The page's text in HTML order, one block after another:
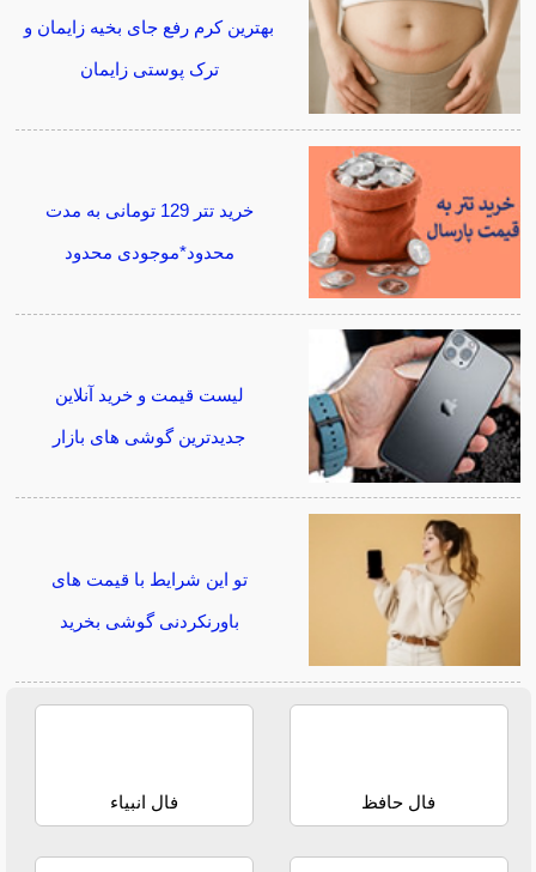
بهترین کرم رفع جای بخیه زایمان و
ترک پوستی زایمان
خرید تتر 129 تومانی به مدت
محدود*موجودی محدود
لیست قیمت و خرید آنلاین
جدیدترین گوشی های بازار
تو این شرایط با قیمت های
باورنکردنی گوشی بخرید
فال حافظ فال انبیاء